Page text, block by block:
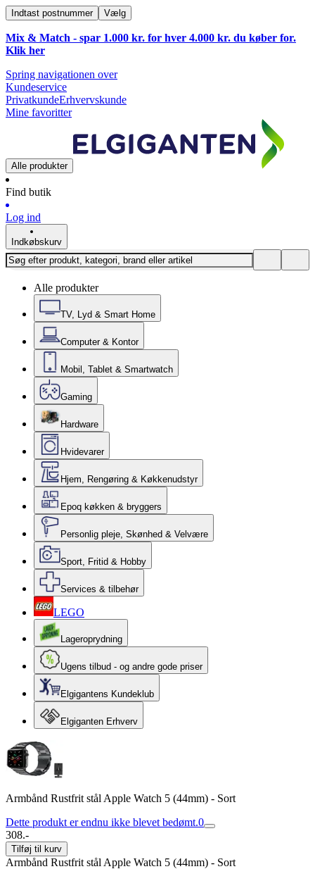
Indtast postnummer Vælg
Mix & Match - spar 1.000 kr. for hver 4.000 kr. du køber for.
Klik her
Spring navigationen over
Kundeservice
PrivatkundeErhvervskunde
Mine favoritter
Alle produkter
Find butik
Log ind
Indkøbskurv
Alle produkter
TV, Lyd & Smart Home
Computer & Kontor
Mobil, Tablet & Smartwatch
Gaming
Hardware
Hvidevarer
Hjem, Rengøring & Køkkenudstyr
Epoq køkken & bryggers
Personlig pleje, Skønhed & Velvære
Sport, Fritid & Hobby
Services & tilbehør
LEGO
Lageroprydning
Ugens tilbud - og andre gode priser
Elgigantens Kundeklub
Elgiganten Erhverv
Armbånd Rustfrit stål Apple Watch 5 (44mm) - Sort
Dette produkt er endnu ikke blevet bedømt.0
308.-
Tilføj til kurv
Armbånd Rustfrit stål Apple Watch 5 (44mm) - Sort